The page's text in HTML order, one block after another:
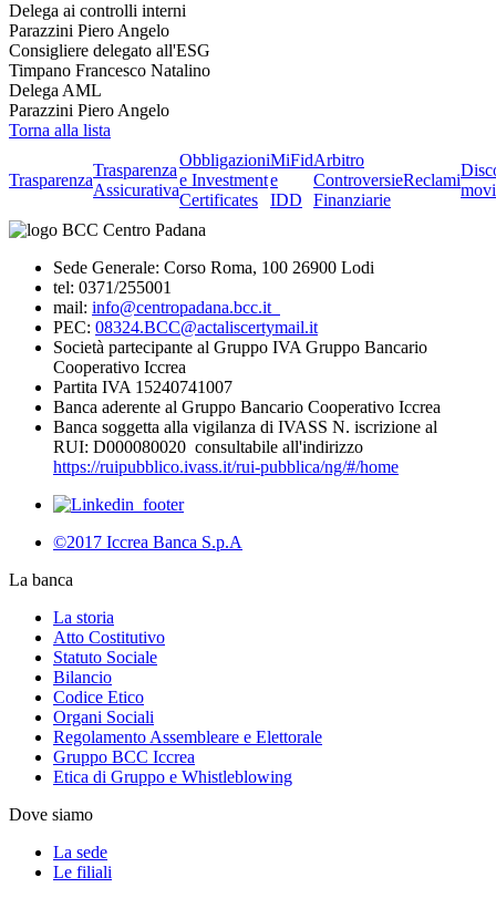
Delega ai controlli interni
Parazzini Piero Angelo
Consigliere delegato all'ESG
Timpano Francesco Natalino
Delega AML
Parazzini Piero Angelo
Torna alla lista
Trasparenza
Trasparenza
Assicurativa
Obbligazioni
e Investment
Certificates
MiFid
e
IDD
Arbitro
Controversie
Finanziarie
Reclami
Sede Generale: Corso Roma, 100 26900 Lodi
tel: 0371/255001
mail: info@centropadana.bcc.it
PEC: 08324.BCC@actaliscertymail.it
Società partecipante al Gruppo IVA Gruppo Bancario
Cooperativo Iccrea
Partita IVA 15240741007
Banca aderente al Gruppo Bancario Cooperativo Iccrea
Banca soggetta alla vigilanza di IVASS N. iscrizione al
RUI: D000080020 consultabile all'indirizzo
https://ruipubblico.ivass.it/rui-pubblica/ng/#/home
©2017 Iccrea Banca S.p.A
La banca
La storia
Atto Costitutivo
Statuto Sociale
Bilancio
Codice Etico
Organi Sociali
Regolamento Assembleare e Elettorale
Gruppo BCC Iccrea
Etica di Gruppo e Whistleblowing
Dove siamo
La sede
Le filiali